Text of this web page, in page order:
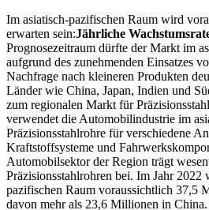
Im asiatisch-pazifischen Raum wird
erwarten sein:Jährliche
Prognosezeitraum dürfte der Markt im
aufgrund des zunehmenden Einsatzes
Nachfrage nach kleineren Produkten
Länder wie China, Japan, Indien und
zum regionalen Markt für
verwendet die Automobilindustrie im
Präzisionsstahlrohre für verschiedene
Kraftstoffsysteme und
Automobilsektor der Region trägt
Präzisionsstahlrohren bei. Im Jahr 2022
pazifischen Raum voraussichtlich 37,5
davon mehr als 23,6 Millionen in